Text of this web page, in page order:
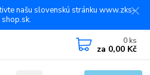
našu slovenskú stránku www.zks-
shop.sk.
0 ks
za 0,00 Kč